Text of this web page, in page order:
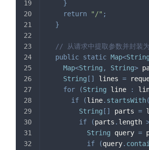
}
return
"/" ;
}
// 从请求中提取参数并封装
public static Map<String
Map<String , String>
String [ ] lines =
for
(String line :
if
(line. startsWith(
String [ ] parts =
if
(parts . length
String query =
if
(query.